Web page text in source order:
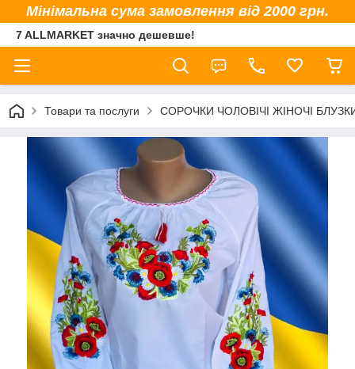
Мінімальна сума замовлення від 2000 грн.
7 ALLMARKET значно дешевше!
Товари та послуги СОРОЧКИ ЧОЛОВІЧІ ЖІНОЧІ